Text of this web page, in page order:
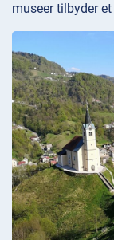
museer tilbyder